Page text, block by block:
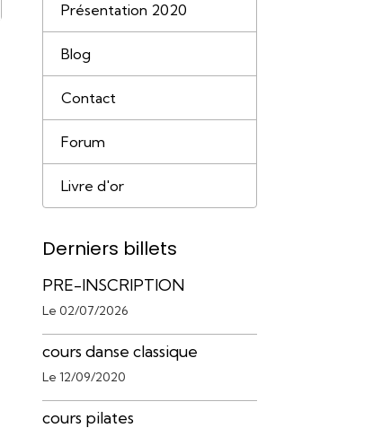
Présentation 2020
Blog
Contact
Forum
Livre d'or
Derniers billets
PRE-INSCRIPTION
Le 02/07/2026
cours danse classique
Le 12/09/2020
cours pilates